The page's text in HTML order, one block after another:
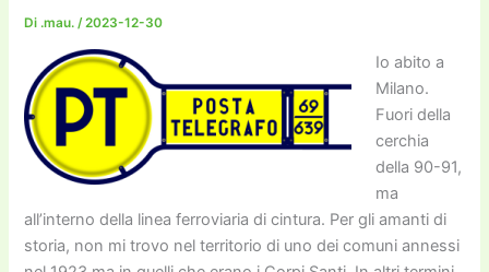
Di .mau./2023-12-30
Io abito a
Milano.
Fuori della
cerchia
della 90-91,
ma
all’interno della linea ferroviaria di cintura. Per gli amanti di
storia, non mi trovo nel territorio di uno dei comuni annessi